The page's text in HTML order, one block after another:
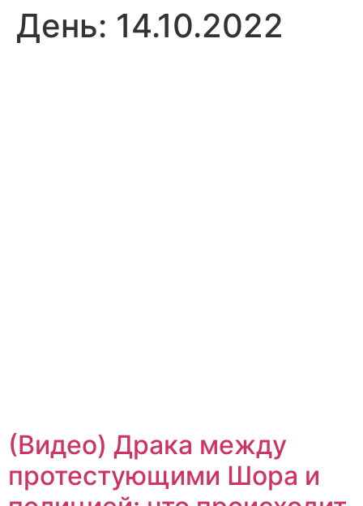
День: 14.10.2022
(Видео) Драка между
протестующими Шора и